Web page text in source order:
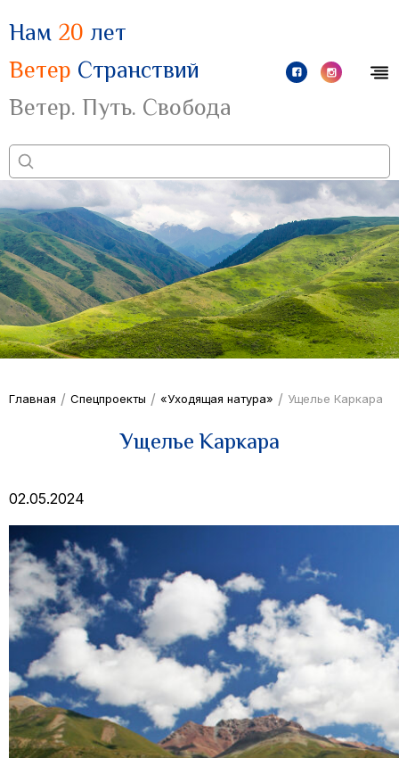
Нам 20 лет
Ветер Странствий
Ветер. Путь. Свобода
Главная / Спецпроекты / «Уходящая натура» / Ущелье Каркара
Ущелье Каркара
02.05.2024